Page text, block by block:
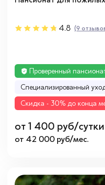
4.8 (9
Проверенный
Cпециализированный
Cкидка - 30% до конца
от 1 400 руб/сутки
от 42 000 руб/мес.